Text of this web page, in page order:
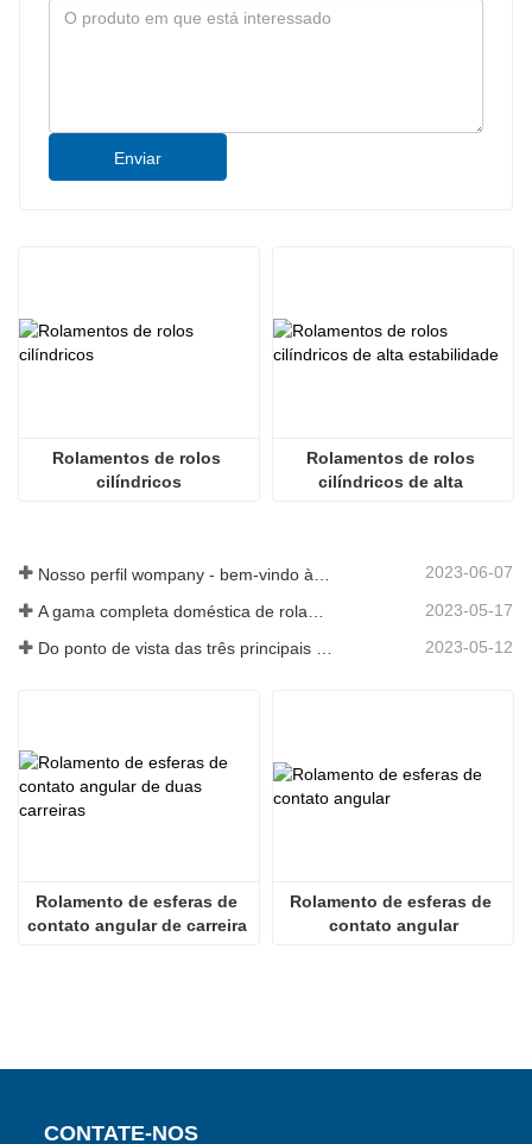
Enviar
Rolamentos de rolos
cilíndricos
Rolamentos de rolos
cilíndricos de alta
2023-06-07
2023-05-17
2023-05-12
Rolamento de esferas de
contato angular de carreira
Rolamento de esferas de
contato angular
CONTATE-NOS